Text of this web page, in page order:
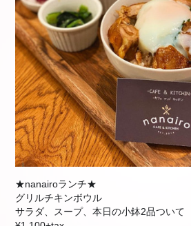
★nanairoランチ★
グリルチキンボウル
サラダ、スープ、本日の小鉢2品ついて